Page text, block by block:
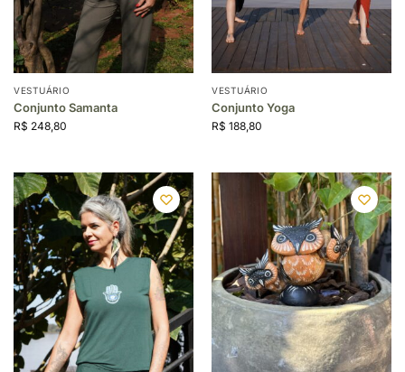
VESTUÁRIO
Conjunto Samanta
R$ 248,80
VESTUÁRIO
Conjunto Yoga
R$ 188,80